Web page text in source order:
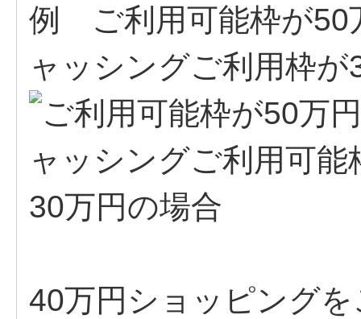
例 ご利用可能枠が50
ャッシングご利用枠
40万円ショッピング